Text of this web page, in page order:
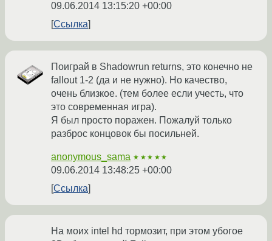
09.06.2014 13:15:20 +00:00
Ссылка
Поиграй в Shadowrun returns, это конечно не
fallout 1-2 (да и не нужно). Но качество,
очень близкое. (тем более если учесть, что
это современная игра).
Я был просто поражен. Пожалуй только
разброс концовок бы посильней.
anonymous_sama ★★★★★
09.06.2014 13:48:25 +00:00
Ссылка
На моих intel hd тормозит, при этом убогое